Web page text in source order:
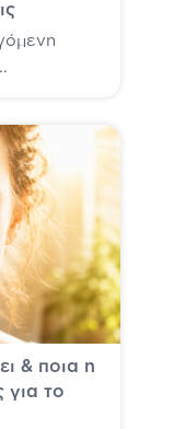
& ποια η
για το